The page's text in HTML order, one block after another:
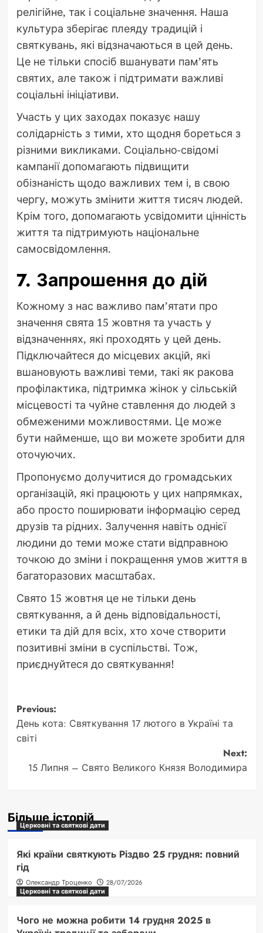
релігійне, так і соціальне значення. Наша
культура зберігає плеяду традицій і
святкувань, які відзначаються в цей день.
Це не тільки спосіб вшанувати пам’ять
святих, але також і підтримати важливі
соціальні ініціативи.
Участь у цих заходах показує нашу
солідарність з тими, хто щодня бореться з
різними викликами. Соціально-свідомі
кампанії допомагають підвищити
обізнаність щодо важливих тем і, в свою
чергу, можуть змінити життя тисяч людей.
Крім того, допомагають усвідомити цінність
життя та підтримують національне
самосвідомлення.
7. Запрошення до дій
Кожному з нас важливо пам’ятати про
значення свята 15 жовтня та участь у
відзначеннях, які проходять у цей день.
Підключайтеся до місцевих акцій, які
вшановують важливі теми, такі як ракова
профілактика, підтримка жінок у сільській
місцевості та чуйне ставлення до людей з
обмеженими можливостями. Це може
бути найменше, що ви можете зробити для
оточуючих.
Пропонуємо долучитися до громадських
організацій, які працюють у цих напрямках,
або просто поширювати інформацію серед
друзів та рідних. Залучення навіть однієї
людини до теми може стати відправною
точкою до зміни і покращення умов життя в
багаторазових масштабах.
Свято 15 жовтня це не тільки день
святкування, а й день відповідальності,
етики та дій для всіх, хто хоче створити
позитивні зміни в суспільстві. Тож,
приєднуйтеся до святкування!
Post
navigation
Previous:
День кота: Святкування 17 лютого в Україні та
світі
Next:
15 Липня – Свято Великого Князя Володимира
Більше історій
Церковні та святкові дати
Які країни святкують Різдво 25 грудня: повний
гід
Олександр Троценко
28/07/2026
Церковні та святкові дати
Чого не можна робити 14 грудня 2025 в